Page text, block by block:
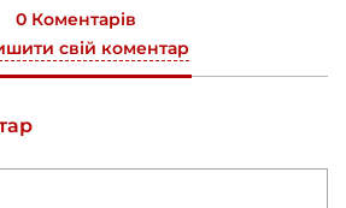
0 Коментарів
свій коментар